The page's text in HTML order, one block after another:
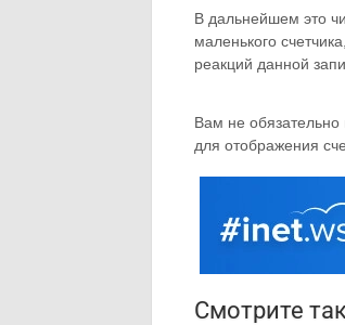
В дальнейшем это
маленького
реакций данной
Вам не обязательно
для отображения
Смотрите